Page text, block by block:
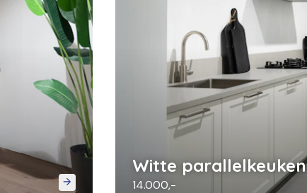
Witte parallelkeuken
14.000,-